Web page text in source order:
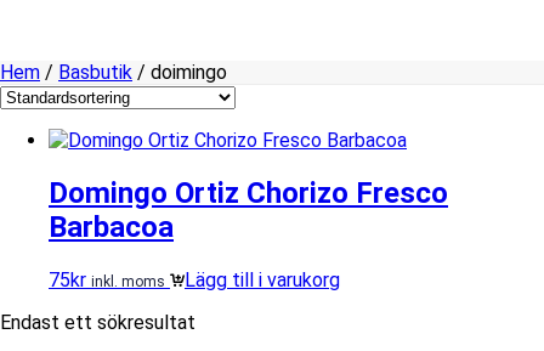
Hem / Basbutik / doimingo
Domingo Ortiz Chorizo Fresco
Barbacoa
75kr inkl. moms
Lägg till i varukorg
Endast ett sökresultat